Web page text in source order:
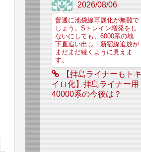
2026/08/06
普通に池袋線専属化が無難で
しょう。Sトレイン増発をし
ないにしても、6000系の地
下直追い出し・新宿線追放が
まだまだ続くように見えま
す。
【拝島ライナーもトキ
イロ化】拝島ライナー用
40000系の今後は？